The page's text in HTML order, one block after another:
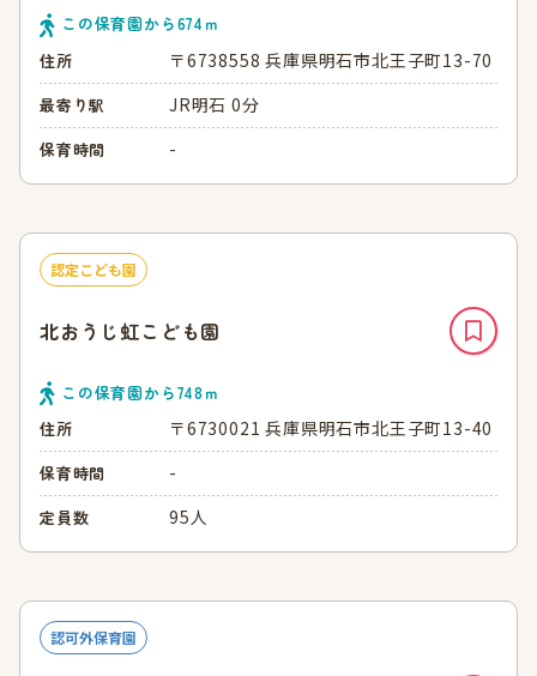
この保育園から674 ｍ
住所
〒6738558 兵庫県明石市北王子町13-70
最寄り駅 JR明石 0分
保育時間 -
認定こども園
北おうじ虹こども園
この保育園から748ｍ
住所
〒6730021 兵庫県明石市北王子町13-40
保育時間 -
定員数 95人
認可外保育園